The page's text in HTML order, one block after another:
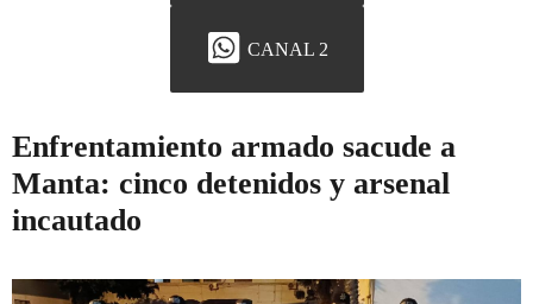
CANAL 2
Enfrentamiento armado sacude a
Manta: cinco detenidos y arsenal
incautado